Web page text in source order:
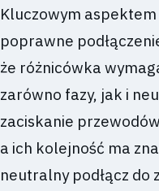
Kluczowym
poprawne
że różnicówka
zarówno fazy, jak i
zaciskanie
a ich kolejność ma
neutralny podłącz do